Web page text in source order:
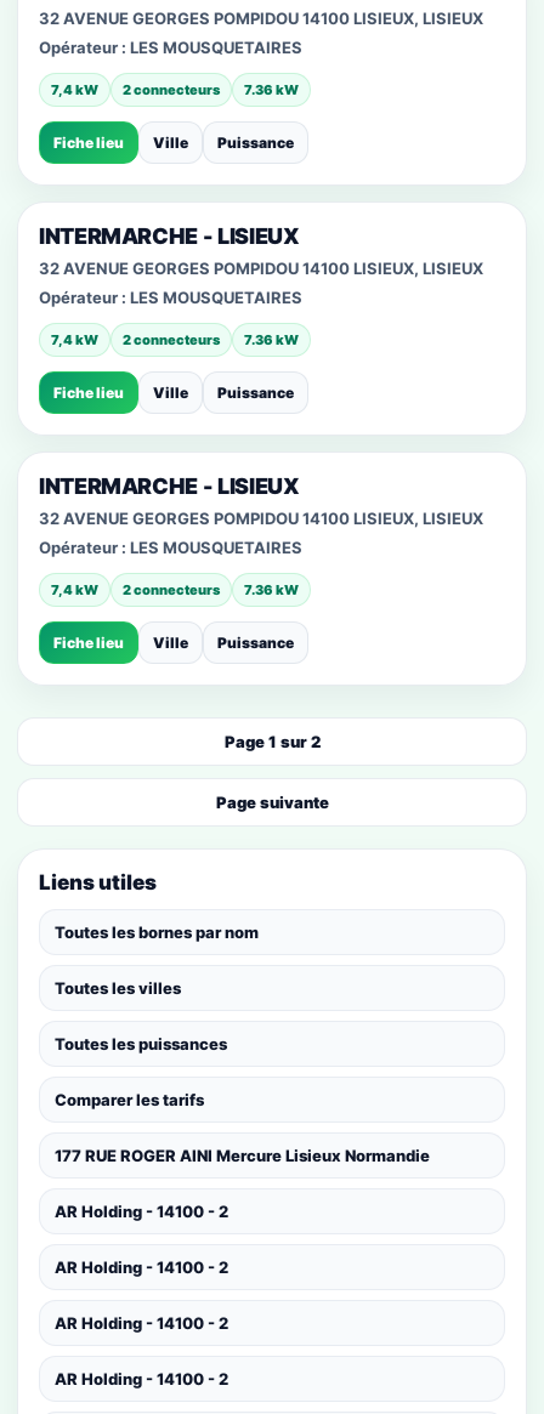
32 AVENUE GEORGES POMPIDOU 14100 LISIEUX, LISIEUX
Opérateur : LES MOUSQUETAIRES
7,4 kW 2 connecteurs 7.36 kW
Fiche lieu Ville Puissance
INTERMARCHE - LISIEUX
32 AVENUE GEORGES POMPIDOU 14100 LISIEUX, LISIEUX
Opérateur : LES MOUSQUETAIRES
7,4 kW 2 connecteurs 7.36 kW
Fiche lieu Ville Puissance
INTERMARCHE - LISIEUX
32 AVENUE GEORGES POMPIDOU 14100 LISIEUX, LISIEUX
Opérateur : LES MOUSQUETAIRES
7,4 kW 2 connecteurs 7.36 kW
Fiche lieu Ville Puissance
Page 1 sur 2
Page suivante
Liens utiles
Toutes les bornes par nom
Toutes les villes
Toutes les puissances
Comparer les tarifs
177 RUE ROGER AINI Mercure Lisieux Normandie
AR Holding - 14100 - 2
AR Holding - 14100 - 2
AR Holding - 14100 - 2
AR Holding - 14100 - 2